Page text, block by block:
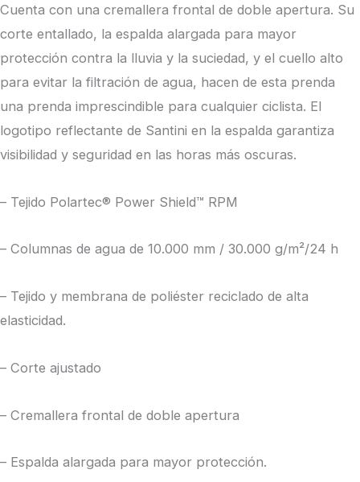
Cuenta con una cremallera frontal de doble apertura. Su
corte entallado, la espalda alargada para mayor
protección contra la lluvia y la suciedad, y el cuello alto
para evitar la filtración de agua, hacen de esta prenda
una prenda imprescindible para cualquier ciclista. El
logotipo reflectante de Santini en la espalda garantiza
visibilidad y seguridad en las horas más oscuras.
– Tejido Polartec® Power Shield™ RPM
– Columnas de agua de 10.000 mm / 30.000 g/m²/24 h
– Tejido y membrana de poliéster reciclado de alta
elasticidad.
– Corte ajustado
– Cremallera frontal de doble apertura
– Espalda alargada para mayor protección.